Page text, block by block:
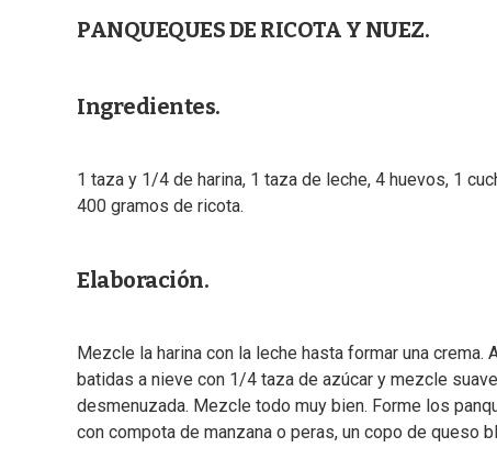
PANQUEQUES DE RICOTA Y NUEZ.
Ingredientes.
1 taza y 1/4 de harina, 1 taza de leche, 4 huevos, 1
400 gramos de ricota.
Elaboración.
Mezcle la harina con la leche hasta formar una
batidas a nieve con 1/4 taza de azúcar y mezcle
desmenuzada. Mezcle todo muy bien. Forme los
con compota de manzana o peras, un copo de queso